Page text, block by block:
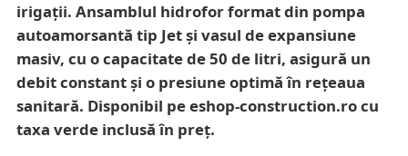
irigații. Ansamblul hidrofor format din pompa
autoamorsantă tip Jet și vasul de expansiune
masiv, cu o capacitate de 50 de litri, asigură un
debit constant și o presiune optimă în rețeaua
sanitară. Disponibil pe eshop-construction.ro cu
taxa verde inclusă în preț.